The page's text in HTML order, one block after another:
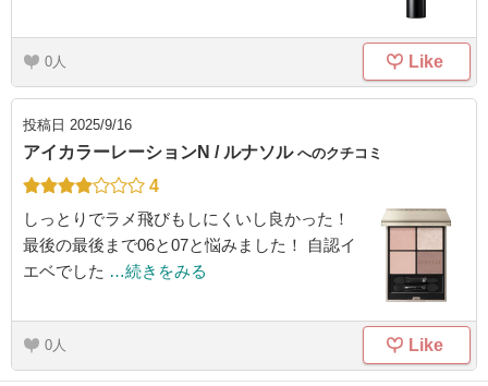
0 Like
投稿日 2025/9/16
アイカラーレーションN / ルナソル へのクチコミ
4
しっとりでラメ飛びもしにくいし良かった！
最後の最後まで06と07と悩みました！ 自認イ
エベでした …続きをみる
0 Like